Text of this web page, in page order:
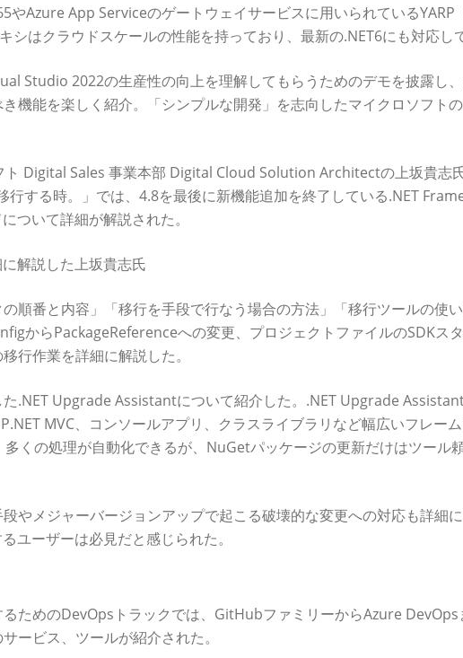
やAzure App Serviceのゲートウェイサービスに用いられている
シはクラウドスケールの性能を持っており、最新の.NET6にも対応し
Studio 2022の生産性の向上を理解してもらうためのデモを披露し
機能を楽しく紹介。「シンプルな開発」を志向したマイクロソフト
ト Digital Sales 事業本部 Digital Cloud Solution Architectの上坂貴志
行する時。」では、4.8を最後に新機能追加を終了している.NET
ついて詳細が解説された。
解説した上坂貴志氏
順番と内容」「移行を手段で行なう場合の方法」「移行ツールの使
からPackageReferenceへの変更、プロジェクトファイルのSDKス
行作業を詳細に解説した。
.NET Upgrade Assistantについて紹介した。.NET Upgrade Assistant
MVC、コンソールアプリ、クラスライブラリなど幅広いフレーム
くの処理が自動化できるが、NuGetパッケージの更新だけはツール
やメジャーバージョンアップで起こる破壊的な変更への対応も詳細
ユーザーは必見だと感じられた。
ためのDevOpsトラックでは、GitHubファミリーからAzure DevOps
ービス、ツールが紹介された。